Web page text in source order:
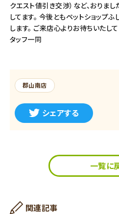
クエスト値引き交渉）など、おりま
してます。 今後ともペットショップ
します。 ご来店心よりお待ちいたし
タッフ一同
郡山南店
シェアする
一覧に
関連記事